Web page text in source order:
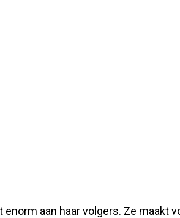
aan haar volgers. Ze maakt